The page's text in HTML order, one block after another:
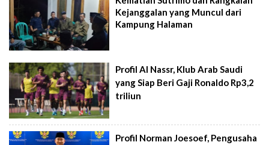
Kejanggalan yang Muncul dari
Kampung Halaman
Profil Al Nassr, Klub Arab Saudi
yang Siap Beri Gaji Ronaldo Rp3,2
triliun
Profil Norman Joesoef, Pengusaha